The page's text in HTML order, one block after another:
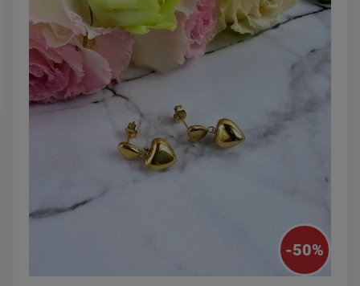
powiadom o
dostępności
DO KOSZYKA
-50%